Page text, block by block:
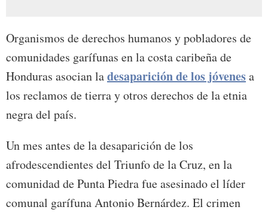
Organismos de derechos humanos y pobladores de
comunidades garífunas en la costa caribeña de
Honduras asocian ladesaparición de los jóvenesa
los reclamos de tierra y otros derechos de la etnia
negra del país.
Un mes antes de la desaparición de los
afrodescendientes del Triunfo de la Cruz, en la
comunidad de Punta Piedra fue asesinado el líder
comunal garífuna Antonio Bernárdez. El crimen